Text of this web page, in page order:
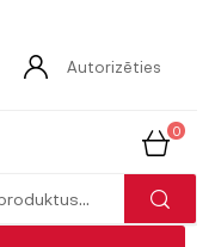
Autorizēties
0